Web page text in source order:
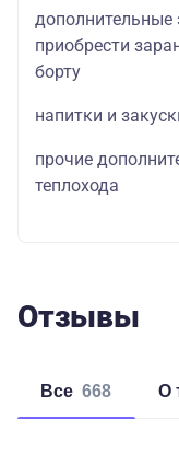
приобрести
борту
напитки и
прочие
теплохода
Отзывы
Все 668